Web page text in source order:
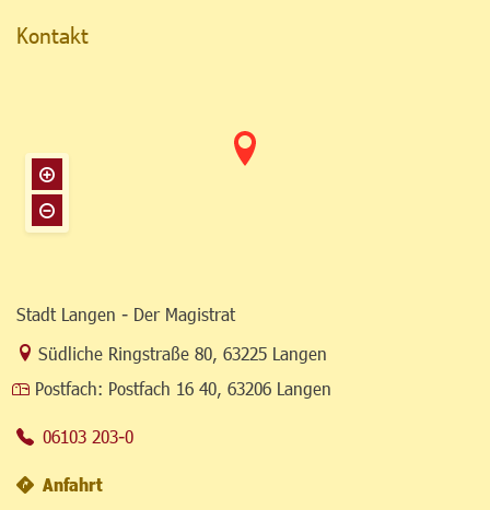
Kontakt
Stadt Langen - Der Magistrat
Link zur Google-Maps Navigation
Südliche Ringstraße 80 63225 Langen
Postfach: Postfach 16 40, 63206 Langen
06103 203-0
Anfahrt